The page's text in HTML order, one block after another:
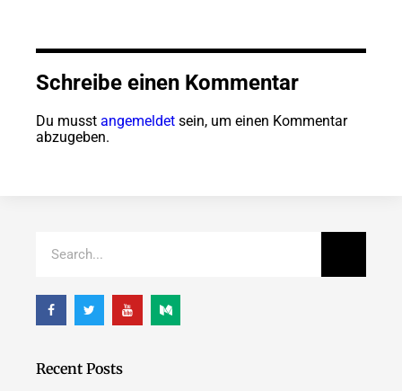
Schreibe einen Kommentar
Du musst angemeldet sein, um einen Kommentar
abzugeben.
Recent Posts